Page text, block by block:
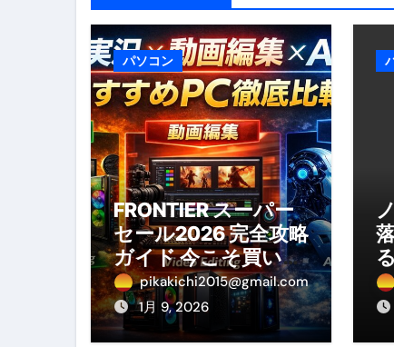
「3秒で整う、新しい栄養補
クリスマスの魔法で、心
磁気ネックレスは「首に着け
【最新】手袋の選び方 完全
電気カミソリ完全ガイド｜深
補聴器の選び方 完全ガイド
失敗しない「爪切り」完全ガ
失敗しない「カニ」完全ガイ
松前漬とは何か──北海道の海
パソコン
FRONTIER スーパー
セール2026 完全攻略
ガイド 今こそ買い
時！ゲーミングPC・
高性能BTOを最安で
手に入れる方法
pikakichi2015@gmail.com
1月 9, 2026